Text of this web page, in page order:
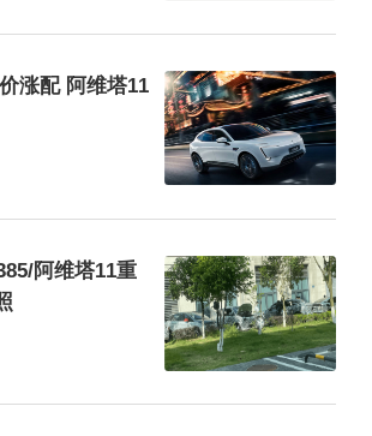
话、导航模糊纠错与场景化智能
从“听懂指令”到“读懂人心”的进
驶安全到座舱交互全面升级，带
涨配 阿维塔11
阿维塔11重